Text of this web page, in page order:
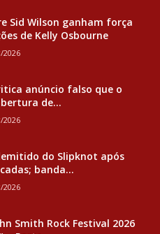
Sid Wilson ganham força
de Kelly Osbourne
2026
anúncio falso que o
de...
2026
do Slipknot após
banda...
2026
Smith Rock Festival 2026